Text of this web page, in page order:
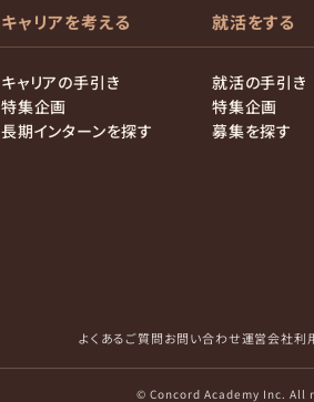
キャリアを考える
キャリアの手引き
特集企画
長期インターンを探す
就活をする
就活の手引き
特集企画
募集を探す
よくあるご質問お問い合わせ運営会社利
© Concord Academy Inc. All